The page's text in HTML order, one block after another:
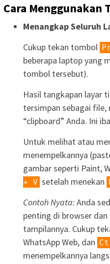
Cara Menggunakan
Menangkap Seluruh
Cukup tekan tombol
beberapa laptop yang
tombol tersebut).
Hasil tangkapan layar
tersimpan sebagai
“clipboard” Anda. Ini
Untuk melihat atau
menempelkannya
gambar seperti Paint,
+ V setelah menekan
Contoh Nyata:Anda
penting di browser
tampilannya. Cukup
WhatsApp Web, dan
menempelkannya